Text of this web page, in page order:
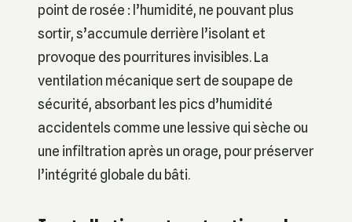
point de rosée : l’humidité, ne pouvant plus
sortir, s’accumule derrière l’isolant et
provoque des pourritures invisibles. La
ventilation mécanique sert de soupape de
sécurité, absorbant les pics d’humidité
accidentels comme une lessive qui sèche ou
une infiltration après un orage, pour préserver
l’intégrité globale du bâti.